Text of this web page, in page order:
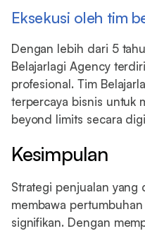
Eksekusi oleh tim
Dengan lebih dari 5
Belajarlagi Agency
profesional. Tim
terpercaya bisnis untuk
beyond limits secara
Kesimpulan
Strategi penjualan yang
membawa
signifikan. Dengan